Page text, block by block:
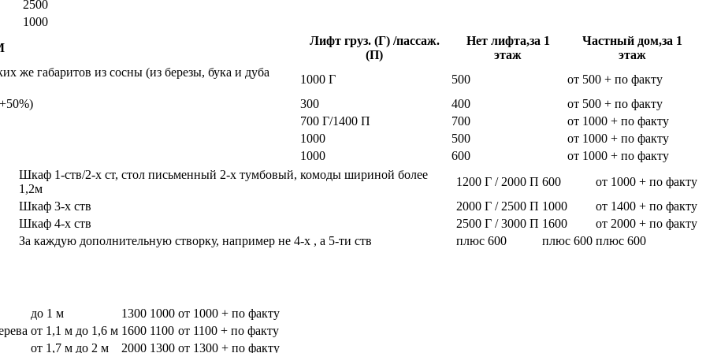
2500
1000
Лифт груз. (Г) /пассаж.
(П)
Нет лифта,за 1
этаж
Частный дом,за 1
этаж
же габаритов из сосны (из березы, бука и дуба
1000 Г 500
от 500 + по факту
300 400
от 500 + по факту
700 Г/1400 П
700
от 1000 + по факту
1000
500
от 1000 + по факту
1000
600
от 1000 + по факту
Шкаф 1-ств/2-х ст, стол письменный 2-х тумбовый, комоды шириной более
1,2м
1200 Г / 2000 П 600
от 1000 + по факту
Шкаф 3-х ств
2000 Г / 2500 П 1000
от 1400 + по факту
Шкаф 4-х ств
2500 Г / 3000 П 1600
от 2000 + по факту
За каждую дополнительную створку, например не 4-х , а 5-ти ств
плюс 600 плюс 600 плюс 600
до 1 м 1300 1000 от 1000 + по факту
от 1,1 м до 1,6 м 1600 1100 от 1100 + по факту
от 1,7 м до 2 м
2000 1300 от 1300 + по факту